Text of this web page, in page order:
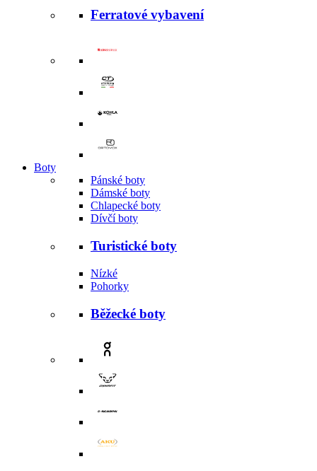
Ferratové vybavení
Boty
Pánské boty
Dámské boty
Chlapecké boty
Dívčí boty
Turistické boty
Nízké
Pohorky
Běžecké boty